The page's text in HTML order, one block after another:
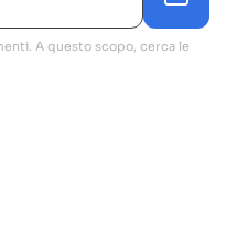
A questo scopo, cerca le